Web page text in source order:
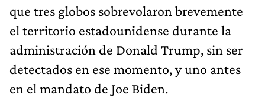
que tres globos sobrevolaron brevemente
el territorio estadounidense durante la
administración de Donald Trump, sin ser
detectados en ese momento, y uno antes
en el mandato de Joe Biden.